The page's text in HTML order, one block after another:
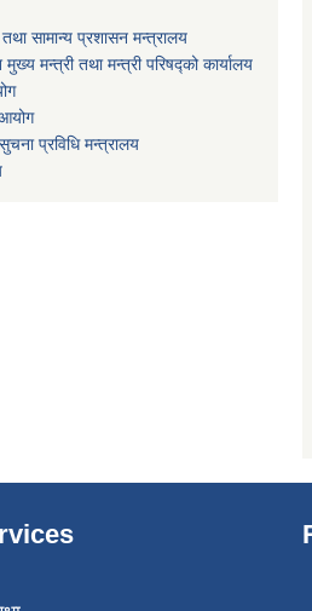
तथा सामान्य प्रशासन मन्त्रालय
मन्त्री तथा मन्त्री परिषद्को कार्यालय
प्रविधि मन्त्रालय